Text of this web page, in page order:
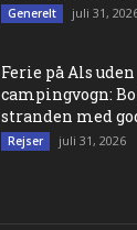
Generelt juli 31,
Ferie på Als uden
campingvogn:
stranden med
Rejser juli 31, 2026